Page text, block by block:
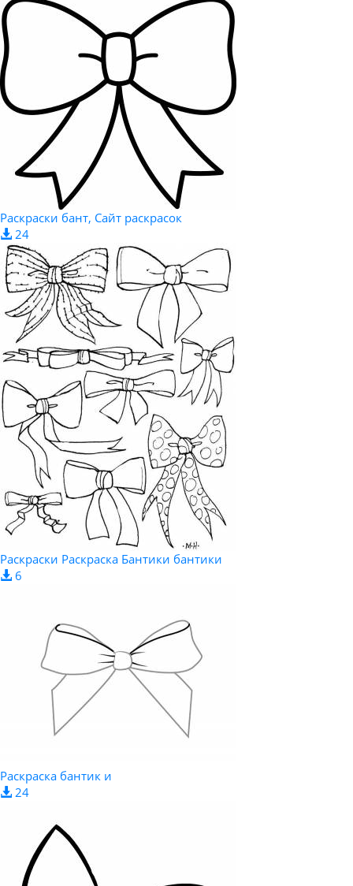
Раскраски бант, Сайт раскрасок
24
Раскраски Раскраска Бантики бантики
6
Раскраска бантик и
24